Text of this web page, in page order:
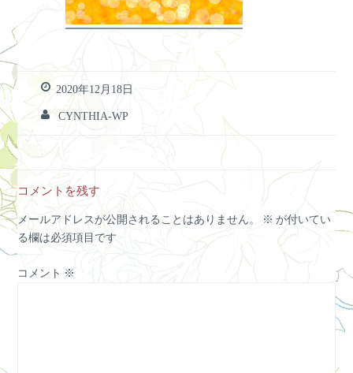
2020年12月18日
CYNTHIA-WP
コメントを残す
メールアドレスが公開されることはありません。 ※ が付いてい
る欄は必須項目です
コメント ※